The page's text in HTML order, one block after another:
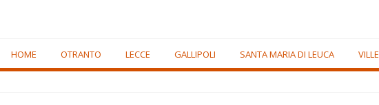
HOME OTRANTO LECCE GALLIPOLI SANTA MARIA DI LEUCA